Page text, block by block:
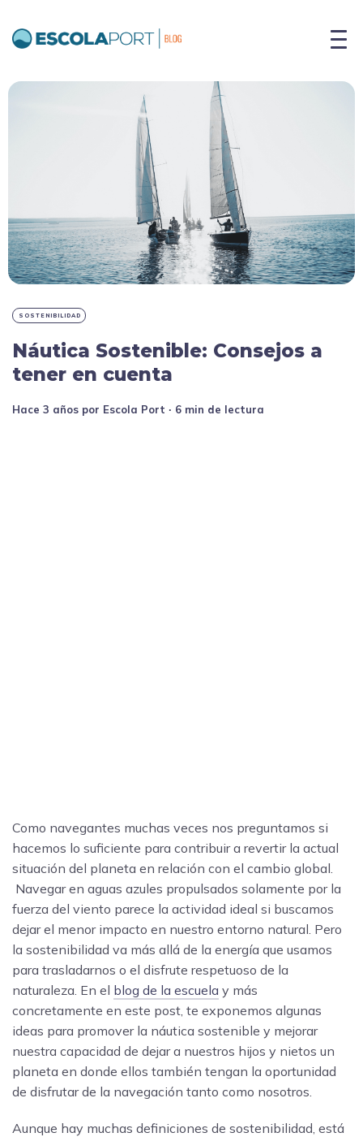
SOSTENIBILIDAD
Náutica Sostenible: Consejos a
tener en cuenta
hace 3 años por Escola Port ∙ 6 min de lectura
Como navegantes muchas veces nos preguntamos si
hacemos lo suficiente para contribuir a revertir la actual
situación del planeta en relación con el cambio global.
Navegar en aguas azules propulsados solamente por la
fuerza del viento parece la actividad ideal si buscamos
dejar el menor impacto en nuestro entorno natural. Pero
la sostenibilidad va más allá de la energía que usamos
para trasladarnos o el disfrute respetuoso de la
naturaleza. En el blog de la escuela y más
concretamente en este post, te exponemos algunas
ideas para promover la náutica sostenible y mejorar
nuestra capacidad de dejar a nuestros hijos y nietos un
planeta en donde ellos también tengan la oportunidad
de disfrutar de la navegación tanto como nosotros.
Aunque hay muchas definiciones de sostenibilidad, está